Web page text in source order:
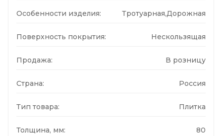
Особенности изделия: Тротуарная,Дорожная
Поверхность покрытия: Нескользящая
Продажа: В розницу
Страна: Россия
Тип товара: Плитка
Толщина, мм: 80